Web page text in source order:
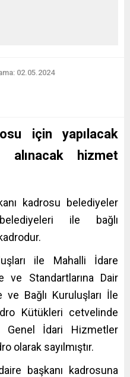
02.05.2024
için yapılacak
alınacak hizmet
kadrosu belediyeler
ile bağlı
ile Mahalli İdare
Standartlarına Dair
Bağlı Kuruluşları İle
Kütükleri cetvelinde
Genel İdari Hizmetler
olarak sayılmıştır.
başkanı kadrosuna